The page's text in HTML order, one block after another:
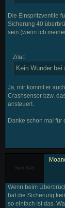
Die Einspritzventile
Sicherung 40
sein (wenn ich
Zitat:
Kein Wunder bei
Ja, mir kommt er
Crashsensor bzw.
ansteuert.
Danke schon mal für
Wenn beim
hat die Sicherung
so einfach ist das.